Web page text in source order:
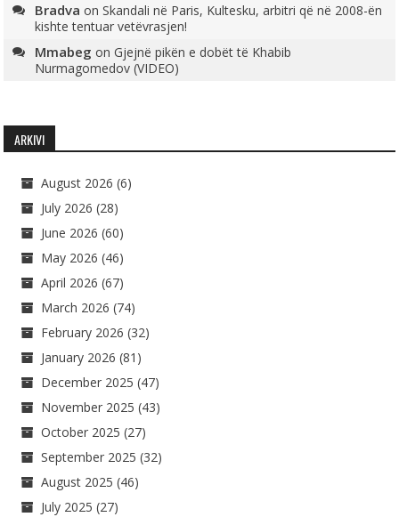
Bradva onSkandali në Paris, Kultesku, arbitri që në 2008-ën
kishte tentuar vetëvrasjen!
Mmabeg onGjejnë pikën e dobët të Khabib
Nurmagomedov (VIDEO)
ARKIVI
August 2026 (6)
July 2026 (28)
June 2026 (60)
May 2026 (46)
April 2026 (67)
March 2026 (74)
February 2026 (32)
January 2026 (81)
December 2025 (47)
November 2025 (43)
October 2025 (27)
September 2025 (32)
August 2025 (46)
July 2025 (27)